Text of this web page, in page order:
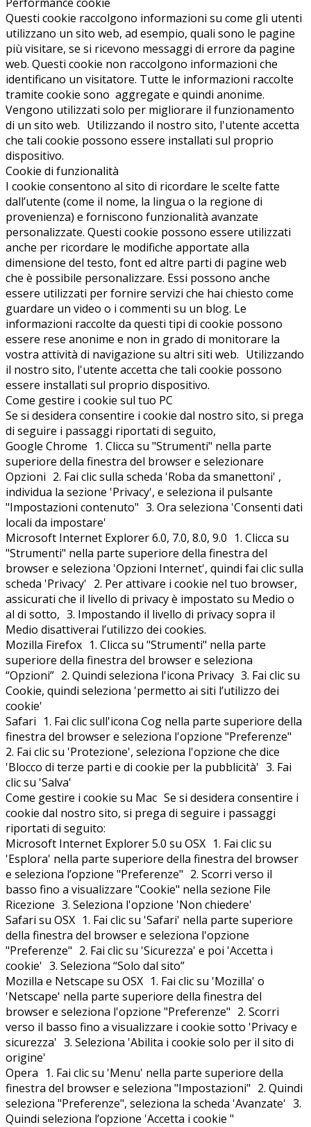
Questi cookie raccolgono informazioni su come gli utenti
utilizzano un sito web, ad esempio, quali sono le pagine
più visitare, se si ricevono messaggi di errore da pagine
web. Questi cookie non raccolgono informazioni che
identificano un visitatore. Tutte le informazioni raccolte
tramite cookie sono aggregate e quindi anonime.
Vengono utilizzati solo per migliorare il funzionamento
di un sito web. Utilizzando il nostro sito, l'utente accetta
che tali cookie possono essere installati sul proprio
dispositivo.
Cookie di funzionalità
I cookie consentono al sito di ricordare le scelte fatte
dall’utente (come il nome, la lingua o la regione di
provenienza) e forniscono funzionalità avanzate
personalizzate. Questi cookie possono essere utilizzati
anche per ricordare le modifiche apportate alla
dimensione del testo, font ed altre parti di pagine web
che è possibile personalizzare. Essi possono anche
essere utilizzati per fornire servizi che hai chiesto come
guardare un video o i commenti su un blog. Le
informazioni raccolte da questi tipi di cookie possono
essere rese anonime e non in grado di monitorare la
vostra attività di navigazione su altri siti web. Utilizzando
il nostro sito, l'utente accetta che tali cookie possono
essere installati sul proprio dispositivo.
Come gestire i cookie sul tuo PC
Se si desidera consentire i cookie dal nostro sito, si prega
di seguire i passaggi riportati di seguito,
Google Chrome 1. Clicca su "Strumenti" nella parte
superiore della finestra del browser e selezionare
Opzioni 2. Fai clic sulla scheda 'Roba da smanettoni' ,
individua la sezione 'Privacy', e seleziona il pulsante
"Impostazioni contenuto" 3. Ora seleziona 'Consenti dati
locali da impostare'
Microsoft Internet Explorer 6.0, 7.0, 8.0, 9.0 1. Clicca su
"Strumenti" nella parte superiore della finestra del
browser e seleziona 'Opzioni Internet', quindi fai clic sulla
scheda 'Privacy' 2. Per attivare i cookie nel tuo browser,
assicurati che il livello di privacy è impostato su Medio o
al di sotto, 3. Impostando il livello di privacy sopra il
Medio disattiverai l’utilizzo dei cookies.
Mozilla Firefox 1. Clicca su "Strumenti" nella parte
superiore della finestra del browser e seleziona
“Opzioni” 2. Quindi seleziona l'icona Privacy 3. Fai clic su
Cookie, quindi seleziona 'permetto ai siti l’utilizzo dei
cookie'
Safari 1. Fai clic sull'icona Cog nella parte superiore della
finestra del browser e seleziona l'opzione "Preferenze"
2. Fai clic su 'Protezione', seleziona l'opzione che dice
'Blocco di terze parti e di cookie per la pubblicità' 3. Fai
clic su 'Salva'
Come gestire i cookie su Mac Se si desidera consentire i
cookie dal nostro sito, si prega di seguire i passaggi
riportati di seguito:
Microsoft Internet Explorer 5.0 su OSX 1. Fai clic su
'Esplora' nella parte superiore della finestra del browser
e seleziona l’opzione "Preferenze" 2. Scorri verso il
basso fino a visualizzare "Cookie" nella sezione File
Ricezione 3. Seleziona l'opzione 'Non chiedere'
Safari su OSX 1. Fai clic su 'Safari' nella parte superiore
della finestra del browser e seleziona l'opzione
"Preferenze" 2. Fai clic su 'Sicurezza' e poi 'Accetta i
cookie' 3. Seleziona “Solo dal sito”
Mozilla e Netscape su OSX 1. Fai clic su 'Mozilla' o
'Netscape' nella parte superiore della finestra del
browser e seleziona l'opzione "Preferenze" 2. Scorri
verso il basso fino a visualizzare i cookie sotto 'Privacy e
sicurezza' 3. Seleziona 'Abilita i cookie solo per il sito di
origine'
Opera 1. Fai clic su 'Menu' nella parte superiore della
finestra del browser e seleziona "Impostazioni" 2. Quindi
seleziona "Preferenze", seleziona la scheda 'Avanzate' 3.
Quindi seleziona l’opzione 'Accetta i cookie "